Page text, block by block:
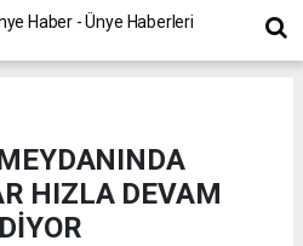
HIZLA DEVAM